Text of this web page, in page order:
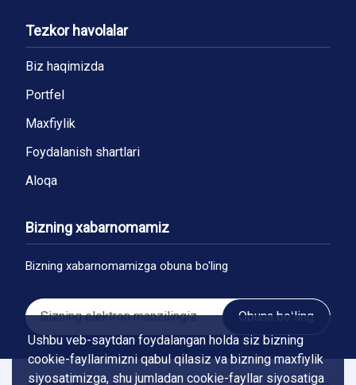
Tezkor havolalar
Biz haqimizda
Portfel
Maxfiylik
Foydalanish shartlari
Aloqa
Bizning xabarnomamiz
Bizning xabarnomamizga obuna bo'ling
Obuna boʻling
Ushbu veb-saytdan foydalangan holda siz bizning
cookie-fayllarimizni qabul qilasiz va bizning maxfiylik
siyosatimizga, shu jumladan cookie-fayllar siyosatiga